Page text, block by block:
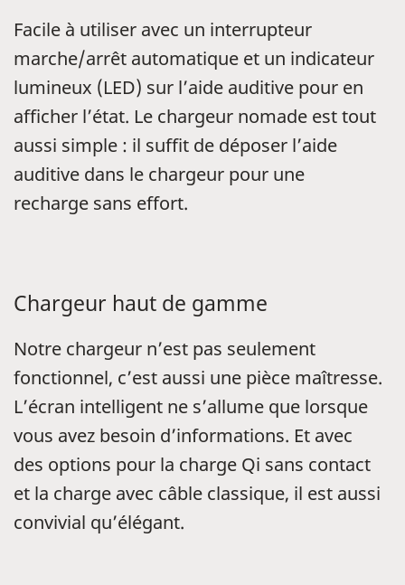
Facile à utiliser avec un interrupteur
marche/arrêt automatique et un indicateur
lumineux (LED) sur l’aide auditive pour en
afficher l’état. Le chargeur nomade est tout
aussi simple : il suffit de déposer l’aide
auditive dans le chargeur pour une
recharge sans effort.
Chargeur haut de gamme
Notre chargeur n’est pas seulement
fonctionnel, c’est aussi une pièce maîtresse.
L’écran intelligent ne s’allume que lorsque
vous avez besoin d’informations. Et avec
des options pour la charge Qi sans contact
et la charge avec câble classique, il est aussi
convivial qu’élégant.